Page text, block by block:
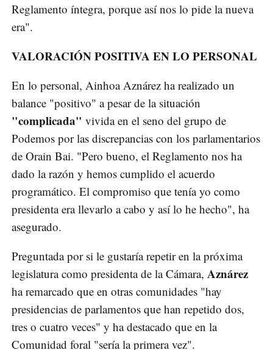
Reglamento íntegra, porque así nos lo pide la nueva
era".
VALORACIÓN POSITIVA EN LO PERSONAL
En lo personal, Ainhoa Aznárez ha realizado un
balance "positivo" a pesar de la situación
"complicada" vivida en el seno del grupo de
Podemos por las discrepancias con los parlamentarios
de Orain Bai. "Pero bueno, el Reglamento nos ha
dado la razón y hemos cumplido el acuerdo
programático. El compromiso que tenía yo como
presidenta era llevarlo a cabo y así lo he hecho", ha
asegurado.
Preguntada por si le gustaría repetir en la próxima
legislatura como presidenta de la Cámara, Aznárez
ha remarcado que en otras comunidades "hay
presidencias de parlamentos que han repetido dos,
tres o cuatro veces" y ha destacado que en la
Comunidad foral "sería la primera vez".